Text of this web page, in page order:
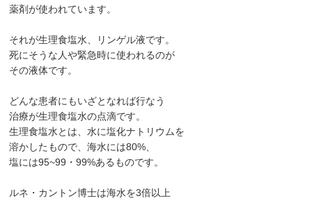
薬剤が使われています。
それが生理食塩水、リンゲル液です。
死にそうな人や緊急時に使われるのが
その液体です。
どんな患者にもいざとなれば行なう
治療が生理食塩水の点滴です。
生理食塩水とは、水に塩化ナトリウムを
溶かしたもので、海水には80%、
塩には95~99・99%あるものです。
ルネ・カントン博士は海水を3倍以上